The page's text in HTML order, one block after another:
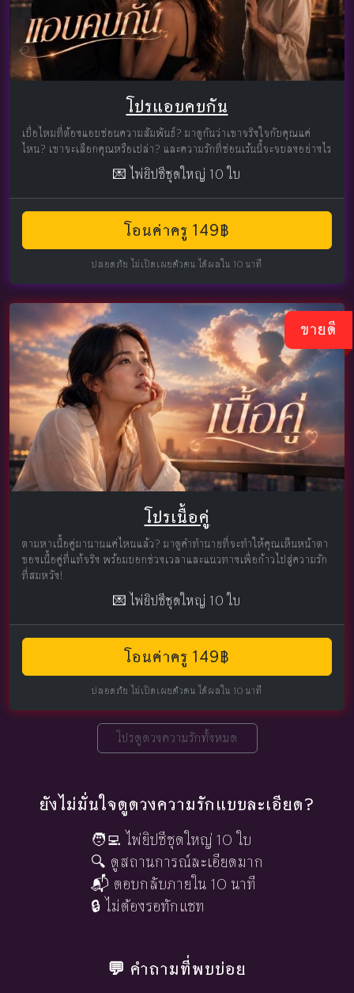
โปรแอบคบกัน
เบื่อไหมที่ต้องแอบซ่อนความสัมพันธ์? มาดูกันว่าเขาจริงใจกับคุณแค่
ไหน? เขาจะเลือกคุณหรือเปล่า? และความรักที่ซ่อนเร้นนี้จะจบลงอย่างไร
💌 ไพ่ยิปซีชุดใหญ่ 10 ใบ
โอนค่าครู 149฿
ปลอดภัย ไม่เปิดเผยตัวตน ได้ผลใน 10 นาที
ขายดี
โปรเนื้อคู่
ตามหาเนื้อคู่มานานแค่ไหนแล้ว? มาดูคำทำนายที่จะทำให้คุณเห็นหน้าตา
ของเนื้อคู่ที่แท้จริง พร้อมบอกช่วงเวลาและแนวทางเพื่อก้าวไปสู่ความรัก
ที่สมหวัง!
💌 ไพ่ยิปซีชุดใหญ่ 10 ใบ
โอนค่าครู 149฿
ปลอดภัย ไม่เปิดเผยตัวตน ได้ผลใน 10 นาที
โปรดูดวงความรักทั้งหมด
ยังไม่มั่นใจดูดวงความรักแบบละเอียด?
🧑‍💻 ไพ่ยิปซีชุดใหญ่ 10 ใบ
🔍 ดูสถานการณ์ละเอียดมาก
📬 ตอบกลับภายใน 10 นาที
🔒 ไม่ต้องรอทักแชท
💬 คำถามที่พบบ่อย